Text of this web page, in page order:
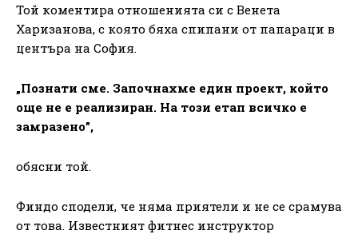
Той коментира отношенията си с Венета
Харизанова, с която бяха спипани от папараци в
центъра на София.
„Познати сме. Започнахме един проект, който
още не е реализиран. На този етап всичко е
замразено”,
обясни той.
Финдо сподели, че няма приятели и не се срамува
от това. Известният фитнес инструктор